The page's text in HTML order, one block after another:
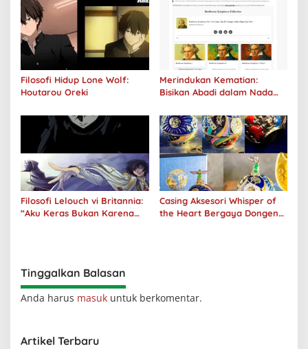
Filosofi Hidup Lone Wolf:
Houtarou Oreki
Merindukan Kematian:
Bisikan Abadi dalam Nada
Filosofi Lelouch vi Britannia:
“Aku Keras Bukan Karena
Casing Aksesori Whisper of
the Heart Bergaya Dongeng
Tinggalkan Balasan
Anda harus masuk untuk berkomentar.
Artikel Terbaru